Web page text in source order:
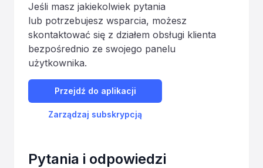
Jeśli masz jakiekolwiek pytania
lub potrzebujesz wsparcia, możesz
skontaktować się z działem obsługi klienta
bezpośrednio ze swojego panelu
użytkownika.
Przejdź do aplikacji
Zarządzaj subskrypcją
Pytania i odpowiedzi